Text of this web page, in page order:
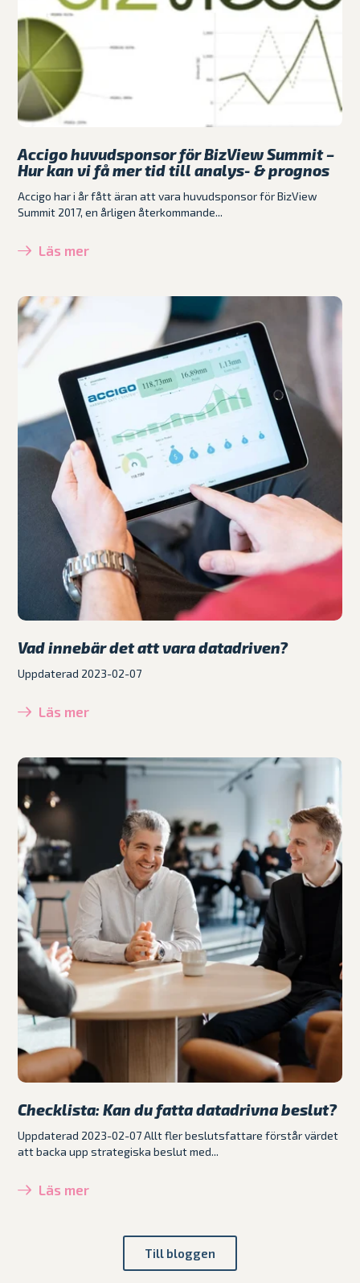
Accigo huvudsponsor för BizView Summit –
Hur kan vi få mer tid till analys- & prognos
Accigo har i år fått äran att vara huvudsponsor för BizView
Summit 2017, en årligen återkommande...
Läs mer
Vad innebär det att vara datadriven?
Uppdaterad 2023-02-07
Läs mer
Checklista: Kan du fatta datadrivna beslut?
Uppdaterad 2023-02-07 Allt fler beslutsfattare förstår värdet
att backa upp strategiska beslut med...
Läs mer
Till bloggen